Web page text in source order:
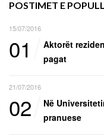
POSTIMET E
15/07/2016
01
Aktorët
pagat
21/07/2016
02
Në
pranuese